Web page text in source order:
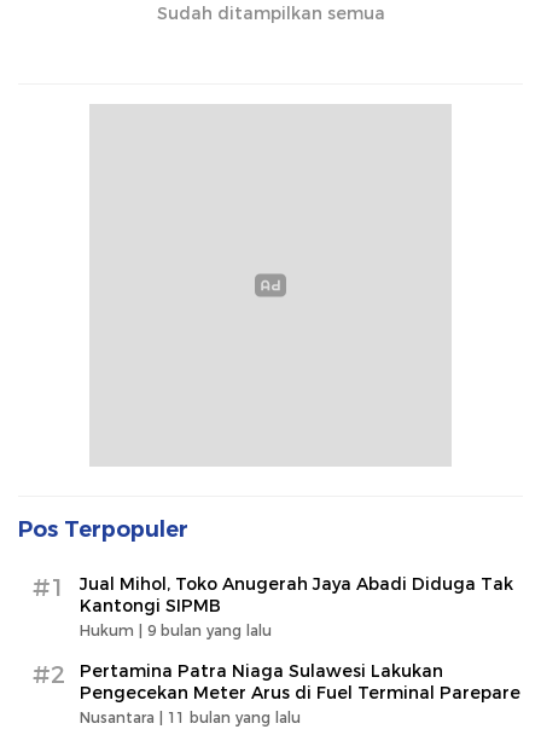
Sudah ditampilkan semua
Pos Terpopuler
#1
Jual Mihol, Toko Anugerah Jaya Abadi Diduga Tak
Kantongi SIPMB
Hukum | 9 bulan yang lalu
#2
Pertamina Patra Niaga Sulawesi Lakukan
Pengecekan Meter Arus di Fuel Terminal Parepare
Nusantara | 11 bulan yang lalu